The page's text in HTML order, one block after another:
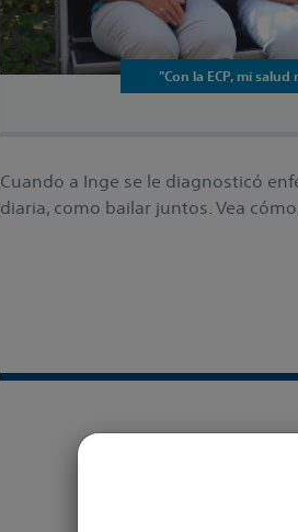
"Con la ECP, mi
Cuando a Inge se le diagnosticó
diaria, como bailar juntos. Vea